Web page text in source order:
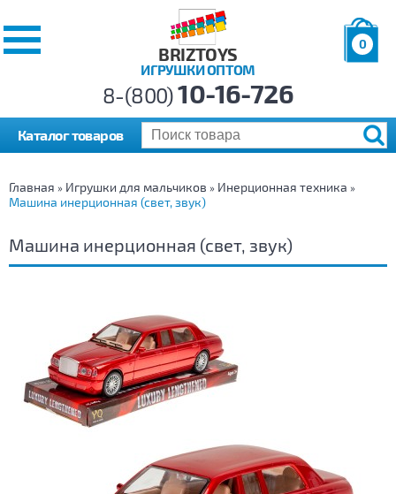
BRIZTOYS
ИГРУШКИ ОПТОМ
0
р.
8-(800)10-16-726
Каталог товаров
Главная » Игрушки для мальчиков » Инерционная техника »
Машина инерционная (свет, звук)
Машина инерционная (свет, звук)